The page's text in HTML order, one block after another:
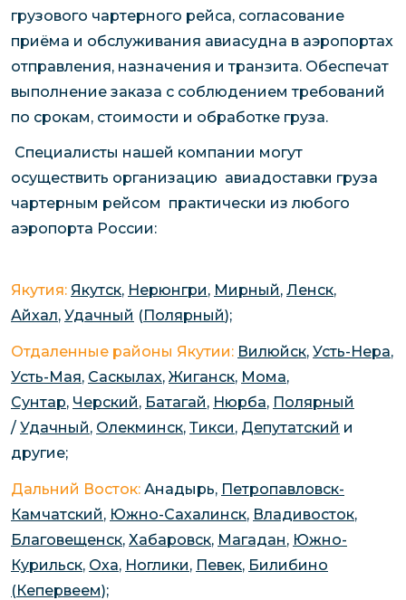
грузового чартерного рейса, согласование
приёма и обслуживания авиасудна в аэропортах
отправления, назначения и транзита. Обеспечат
выполнение заказа с соблюдением требований
по срокам, стоимости и обработке груза.
Специалисты нашей компании могут
осуществить организацию авиадоставки груза
чартерным рейсом практически из любого
аэропорта России:
Якутия: Якутск, Нерюнгри, Мирный, Ленск,
Айхал, Удачный (Полярный);
Отдаленные районы Якутии: Вилюйск, Усть-Нера,
Усть-Мая, Саскылах, Жиганск, Мома,
Сунтар, Черский, Батагай, Нюрба, Полярный
/ Удачный, Олекминск, Тикси, Депутатский и
другие;
Дальний Восток: Анадырь, Петропавловск-
Камчатский, Южно-Сахалинск, Владивосток,
Благовещенск, Хабаровск, Магадан, Южно-
Курильск, Оха, Ноглики, Певек, Билибино
(Кепервеем);